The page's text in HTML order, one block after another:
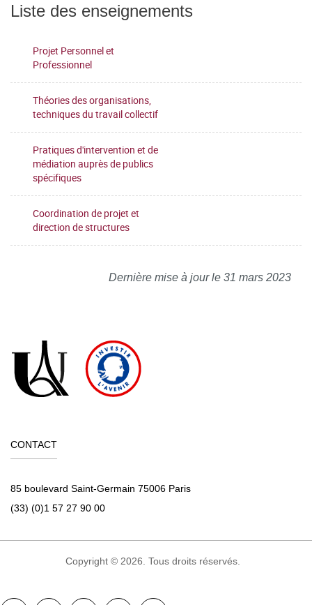
Liste des enseignements
Projet Personnel et
Professionnel
Théories des organisations,
techniques du travail collectif
Pratiques d'intervention et de
médiation auprès de publics
spécifiques
Coordination de projet et
direction de structures
Dernière mise à jour le 31 mars 2023
CONTACT
85 boulevard Saint-Germain 75006 Paris
(33) (0)1 57 27 90 00
Copyright © 2026. Tous droits réservés.